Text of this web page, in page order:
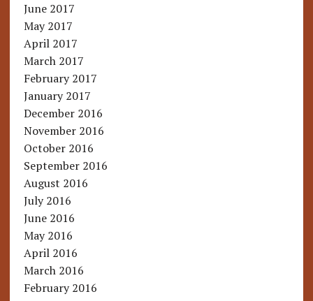
June 2017
May 2017
April 2017
March 2017
February 2017
January 2017
December 2016
November 2016
October 2016
September 2016
August 2016
July 2016
June 2016
May 2016
April 2016
March 2016
February 2016